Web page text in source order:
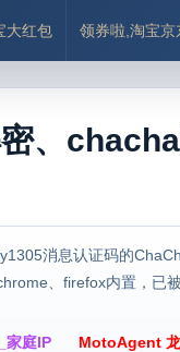
大红包 领券啦,淘宝京
、
消息认证码的
、firefox内置，已
MotoAgent
家庭IP